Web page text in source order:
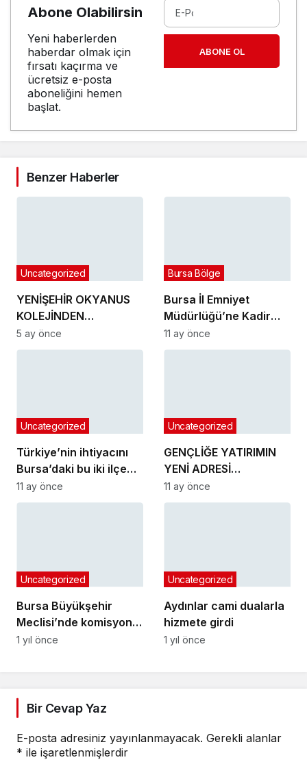
Abone Olabilirsin
Yeni haberlerden
haberdar olmak için
fırsatı kaçırma ve
ücretsiz e-posta
aboneliğini hemen
başlat.
ABONE OL
Benzer Haberler
YENİŞEHİR OKYANUS
KOLEJİNDEN
MUHTEŞEM NEVRUZ
ETKİNLİKLERİ
Uncategorized
5 ay önce
Bursa İl Emniyet
Müdürlüğü’ne Kadir
Gökçe atandı
Bursa Bölge
11 ay önce
Türkiye’nin ihtiyacını
Bursa’daki bu iki ilçe
üretiyor
Uncategorized
11 ay önce
GENÇLİĞE YATIRIMIN
YENİ ADRESİ
KARACABEY
Uncategorized
11 ay önce
Bursa Büyükşehir
Meclisi’nde komisyon
seçimleri yapıldı
Uncategorized
1 yıl önce
Aydınlar cami dualarla
hizmete girdi
Uncategorized
1 yıl önce
Bir Cevap Yaz
E-posta adresiniz yayınlanmayacak. Gerekli alanlar
* ile işaretlenmişlerdir